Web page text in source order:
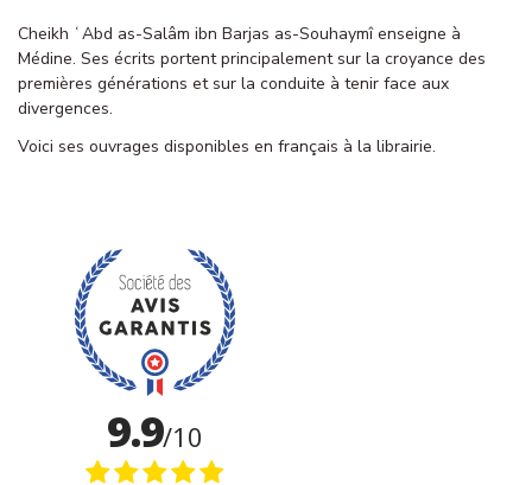
Cheikh ʿAbd as-Salâm ibn Barjas as-Souhaymî enseigne à
Médine. Ses écrits portent principalement sur la croyance des
premières générations et sur la conduite à tenir face aux
divergences.
Voici ses ouvrages disponibles en français à la librairie.